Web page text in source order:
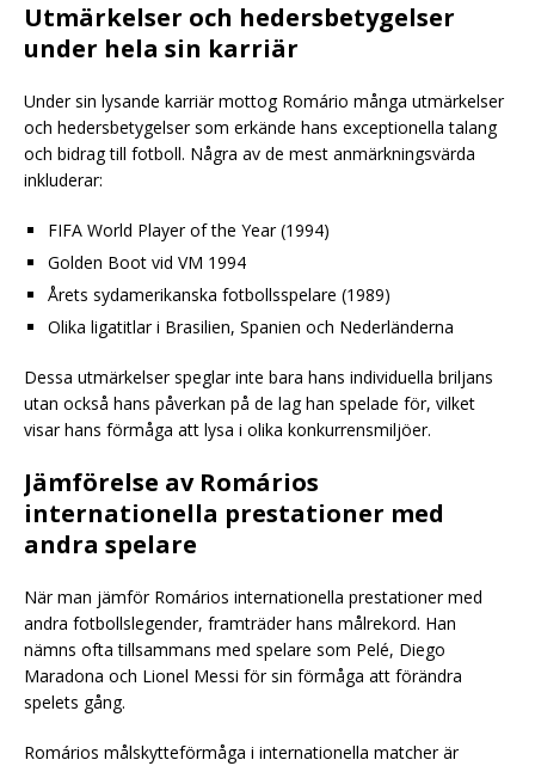
Utmärkelser och hedersbetygelser
under hela sin karriär
Under sin lysande karriär mottog Romário många utmärkelser
och hedersbetygelser som erkände hans exceptionella talang
och bidrag till fotboll. Några av de mest anmärkningsvärda
inkluderar:
FIFA World Player of the Year (1994)
Golden Boot vid VM 1994
Årets sydamerikanska fotbollsspelare (1989)
Olika ligatitlar i Brasilien, Spanien och Nederländerna
Dessa utmärkelser speglar inte bara hans individuella briljans
utan också hans påverkan på de lag han spelade för, vilket
visar hans förmåga att lysa i olika konkurrensmiljöer.
Jämförelse av Romários
internationella prestationer med
andra spelare
När man jämför Romários internationella prestationer med
andra fotbollslegender, framträder hans målrekord. Han
nämns ofta tillsammans med spelare som Pelé, Diego
Maradona och Lionel Messi för sin förmåga att förändra
spelets gång.
Romários målskytteförmåga i internationella matcher är